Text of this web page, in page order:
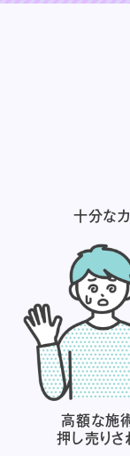
十分な
高額な施
押し売りさ